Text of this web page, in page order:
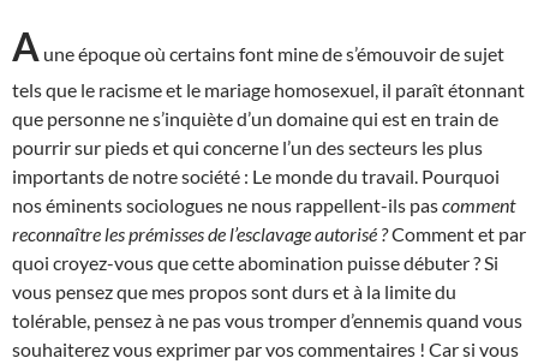
A une époque où certains font mine de s’émouvoir de sujet
tels que le racisme et le mariage homosexuel, il paraît étonnant
que personne ne s’inquiète d’un domaine qui est en train de
pourrir sur pieds et qui concerne l’un des secteurs les plus
importants de notre société : Le monde du travail. Pourquoi
nos éminents sociologues ne nous rappellent-ils pascomment
reconnaître les prémisses de l’esclavage autorisé ?Comment et par
quoi croyez-vous que cette abomination puisse débuter ? Si
vous pensez que mes propos sont durs et à la limite du
tolérable, pensez à ne pas vous tromper d’ennemis quand vous
souhaiterez vous exprimer par vos commentaires ! Car si vous